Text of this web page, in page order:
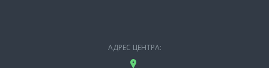
АДРЕС ЦЕНТРА: